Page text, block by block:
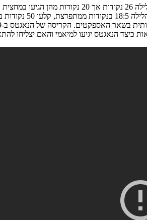
מהצד של דנבר צריכים למצוא פתרונות לאיזורית של מיאמי ולהבין כיצד
כיצד הנאגטס יגיעו למיאמי והאם יצליחו